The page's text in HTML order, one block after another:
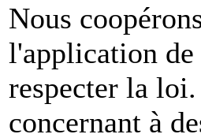
Nous
l'application
respecter la
concernant à